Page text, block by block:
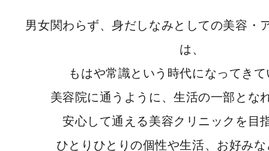
男女関わらず、身だしなみとしての美容・
は、
もはや常識という時代になってき
美容院に通うように、生活の一部とな
安心して通える美容クリニックを目
ひとりひとりの個性や生活、お好み